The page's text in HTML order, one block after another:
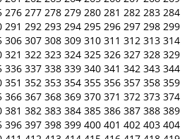
276 277 278 279 280 281 282 283 284
291 292 293 294 295 296 297 298 299
306 307 308 309 310 311 312 313 314
321 322 323 324 325 326 327 328 329
336 337 338 339 340 341 342 343 344
351 352 353 354 355 356 357 358 359
366 367 368 369 370 371 372 373 374
381 382 383 384 385 386 387 388 389
396 397 398 399 400 401 402 403 404